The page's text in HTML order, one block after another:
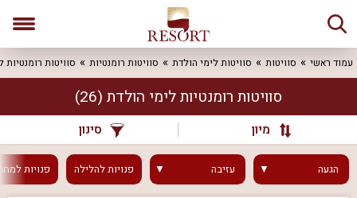
עמוד ראשי סוויטות סוויטות לימי הולדת סוויטות רומנטיות סוויטות רומנטיות
סוויטות רומנטיות לימי הולדת (26)
מיון סינון
הגעה עזיבה פנויותלהלילה פנויות